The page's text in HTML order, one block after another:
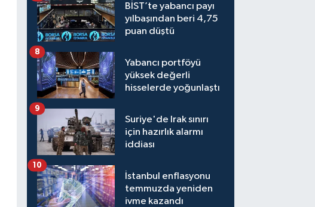
BİST’te yabancı payı
yılbaşından beri 4,75
puan düştü
Yabancı portföyü
yüksek değerli
hisselerde yoğunlaştı
8
Suriye'de Irak sınırı
için hazırlık alarmı
iddiası
9
İstanbul enflasyonu
temmuzda yeniden
ivme kazandı
10